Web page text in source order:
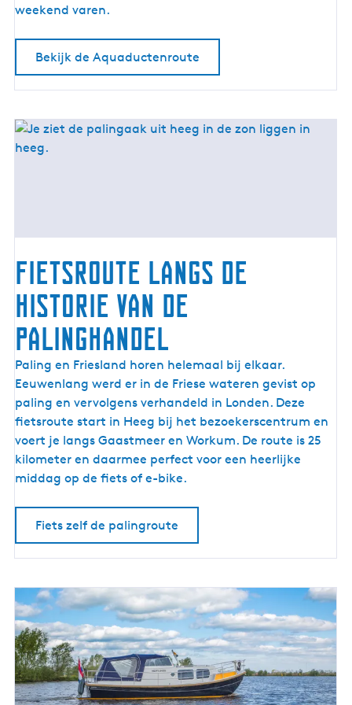
r
weekend varen.
Bekijk de Aquaductenroute
Fietsroute langs de
historie van de
palinghandel
F
i
e
t
s
r
o
n
g
s
d
e
h
Paling en Friesland horen helemaal bij elkaar.
Eeuwenlang werd er in de Friese wateren gevist op
paling en vervolgens verhandeld in Londen. Deze
fietsroute start in Heeg bij het bezoekerscentrum en
voert je langs Gaastmeer en Workum. De route is 25
kilometer en daarmee perfect voor een heerlijke
middag op de fiets of e-bike.
Fiets zelf de palingroute